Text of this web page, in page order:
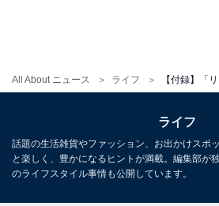
All About ニュース ライフ
※掲載されている情報は記事公開時
ライフ
話題の生活雑貨やファッション、お出かけスポ
と楽しく、豊かになるヒントが満載。編集部が
のライフスタイル事情も公開しています。